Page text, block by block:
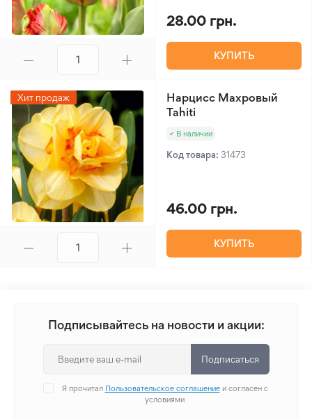
28.00 грн.
КУПИТЬ
Хит продаж
Нарцисс Махровый
Tahiti
В наличии
Код товара: 31473
46.00 грн.
КУПИТЬ
Подписывайтесь на новости и акции:
Подписаться
Я прочитал Пользовательское соглашениеи согласен с
условиями